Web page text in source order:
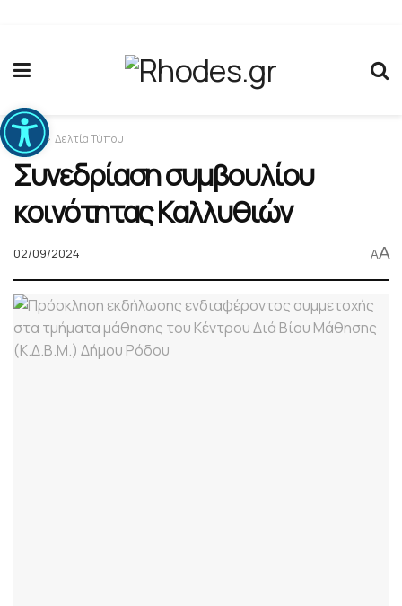
Ανοίξτε τη γραμμή εργαλείων
Home Δελτία Τύπου
Συνεδρίαση συμβουλίου
κοινότητας Καλλυθιών
02/09/2024 AA